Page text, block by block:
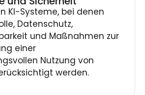
KI-Systeme, bei denen
Datenschutz,
und Maßnahmen zur
einer
Nutzung von
werden.